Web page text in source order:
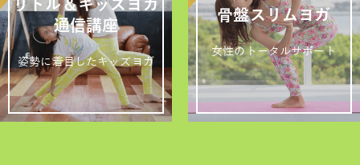
リトル＆キッズヨガ
通信講座
姿勢に着目したキッズヨガ
骨盤スリムヨガ
女性のトータルサポート